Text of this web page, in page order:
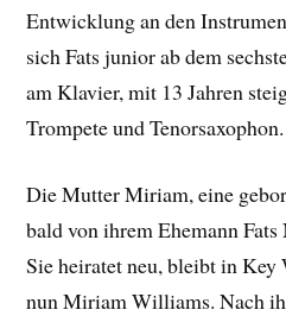
Entwicklung an den
sich Fats junior ab dem
am Klavier, mit 13 Jahren
Trompete und Tenorsaxophon.
Die Mutter Miriam, eine
bald von ihrem Ehemann
Sie heiratet neu, bleibt in Key
nun Miriam Williams. Nach